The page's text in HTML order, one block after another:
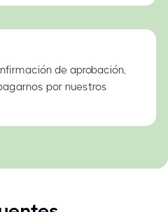
de aprobación,
por nuestros